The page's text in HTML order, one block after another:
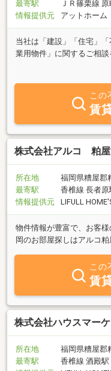
最寄駅
ＪＲ篠栗線
情報提供元
アットホーム
当社は「建設」「住宅」
業用物件」に関するご相
動産に関わる幅広い分野
視し、専門的な内容につ
明いたします。常にお客
心がけております。不動
たら、どうぞ安心してご
この
賃
株式会社アルコ 粕
所在地
福岡県糟屋
最寄駅
香椎線 長者原
情報提供元
LIFULL
物件情報が豊富で、お客
岡のお部屋探しはアルコ
この
賃
株式会社ハウスマー
所在地
福岡県糟屋郡
最寄駅
香椎線 酒殿駅